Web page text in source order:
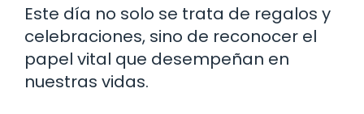
Este día no solo se trata de regalos y
celebraciones, sino de reconocer el
papel vital que desempeñan en
nuestras vidas.